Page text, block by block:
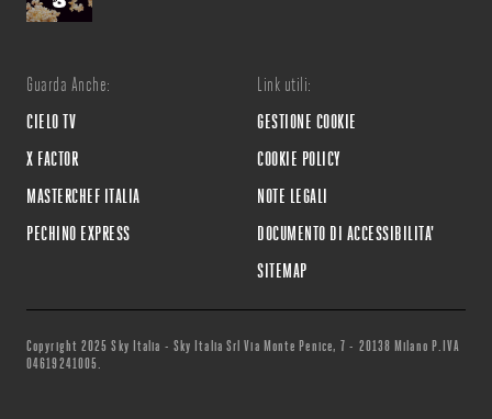
Guarda Anche:
CIELO TV
X FACTOR
MASTERCHEF ITALIA
PECHINO EXPRESS
Link utili:
GESTIONE COOKIE
COOKIE POLICY
NOTE LEGALI
DOCUMENTO DI ACCESSIBILITA'
SITEMAP
Copyright 2025 Sky Italia - Sky Italia Srl Via Monte Penice, 7 - 20138 Milano P.IVA
04619241005.